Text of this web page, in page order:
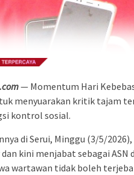
— Momentum Hari
menyuarakan kritik tajam
kontrol sosial.
di Serui, Minggu (3/5/
kini menjabat sebagai
wartawan tidak boleh